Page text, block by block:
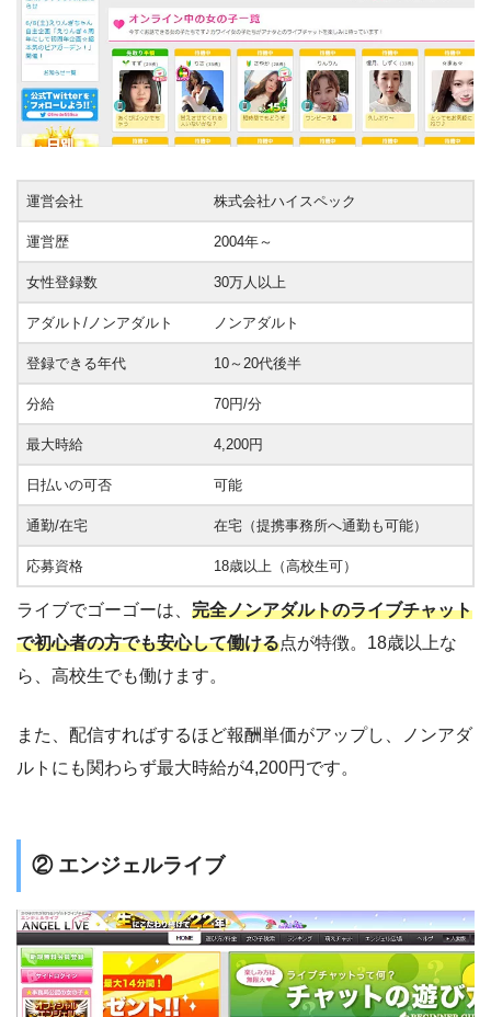
運営会社 株式会社ハイスペック
運営歴 2004年～
女性登録数 30万人以上
アダルト/ノンアダルト ノンアダルト
登録できる年代 10～20代後半
分給 70円/分
最大時給 4,200円
日払いの可否 可能
通勤/在宅 在宅（提携事務所へ通勤も可能）
応募資格 18歳以上（高校生可）
ライブでゴーゴーは、 完全ノンアダルトのライブチャット
で初心者の方でも安心して働ける点が特徴。18歳以上な
ら、高校生でも働けます。
また、配信すればするほど報酬単価がアップし、ノンアダ
ルトにも関わらず最大時給が4,200円です。
② エンジェルライブ